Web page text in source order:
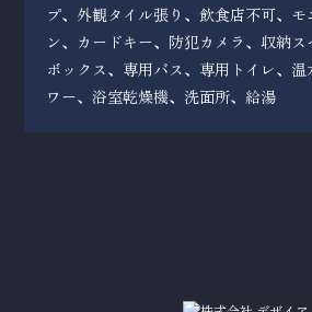
プ、外観タイル張り、飲食店不可、
ン、カードキー、防犯カメラ、収納
ボックス、専用バス、専用トイレ、温
ワー、浴室乾燥機、洗面所、給湯